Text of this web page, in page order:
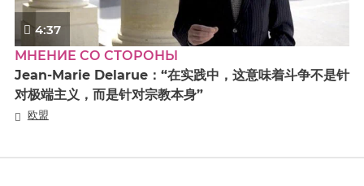
4:37
МНЕНИЕ СО СТОРОНЫ
Jean-Marie Delarue：“在实践中，这意味着斗争不是针
对极端主义，而是针对宗教本身”
欧盟